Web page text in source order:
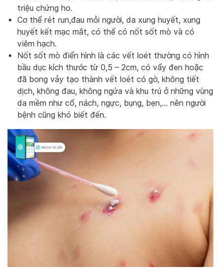
triệu chứng ho.
Cơ thể rét run,đau mỏi người, da xung huyết, xung
huyết kết mạc mắt, có thể có nốt sốt mò và có
viêm hạch.
Nốt sốt mò điển hình là các vết loét thường có hình
bầu dục kích thước từ 0,5 – 2cm, có vẩy đen hoặc
đã bong vảy tạo thành vết loét có gờ, không tiết
dịch, không đau, không ngứa và khu trú ở những vùng
da mềm như cổ, nách, ngực, bụng, bẹn,… nên người
bệnh cũng khó biết đến.